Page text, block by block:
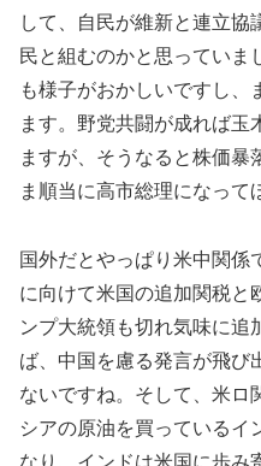
して、自民が維新と連立協
民と組むのかと思っていま
も様子がおかしいですし、
ます。野党共闘が成れば玉
ますが、そうなると株価暴
ま順当に高市総理になって
国外だとやっぱり米中関係
に向けて米国の追加関税と
ンプ大統領も切れ気味に追
ば、中国を慮る発言が飛び
ないですね。そして、米ロ
シアの原油を買っているイ
なり、インドは米国に歩み